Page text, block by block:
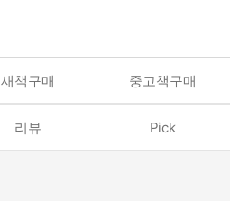
새책구매 중고책구매
리뷰 Pick